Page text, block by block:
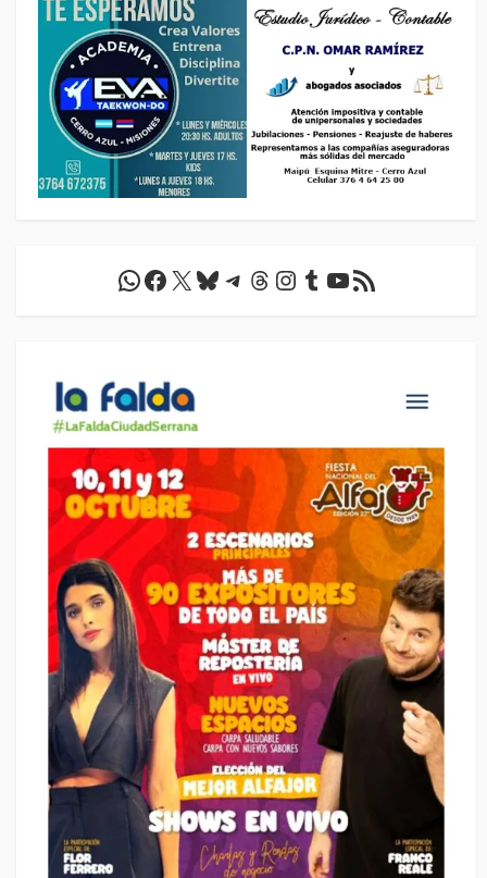
WhatsApp
Facebook
X Bluesky
Telegram
Threads
Instagram
Tumblr
YouTube
Feed RSS